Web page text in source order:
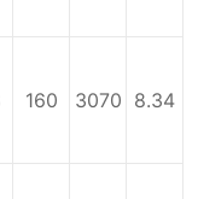
160 3070 8.34